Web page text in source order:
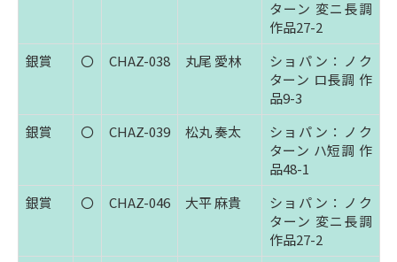
ターン 変ニ長調
作品27-2
銀賞
〇 CHAZ-038 丸尾 愛林
ショパン：ノク
ターン ロ長調 作
品9-3
銀賞
〇 CHAZ-039 松丸 奏太
ショパン：ノク
ターン ハ短調 作
品48-1
銀賞
〇 CHAZ-046 大平 麻貴
ショパン：ノク
ターン 変ニ長調
作品27-2